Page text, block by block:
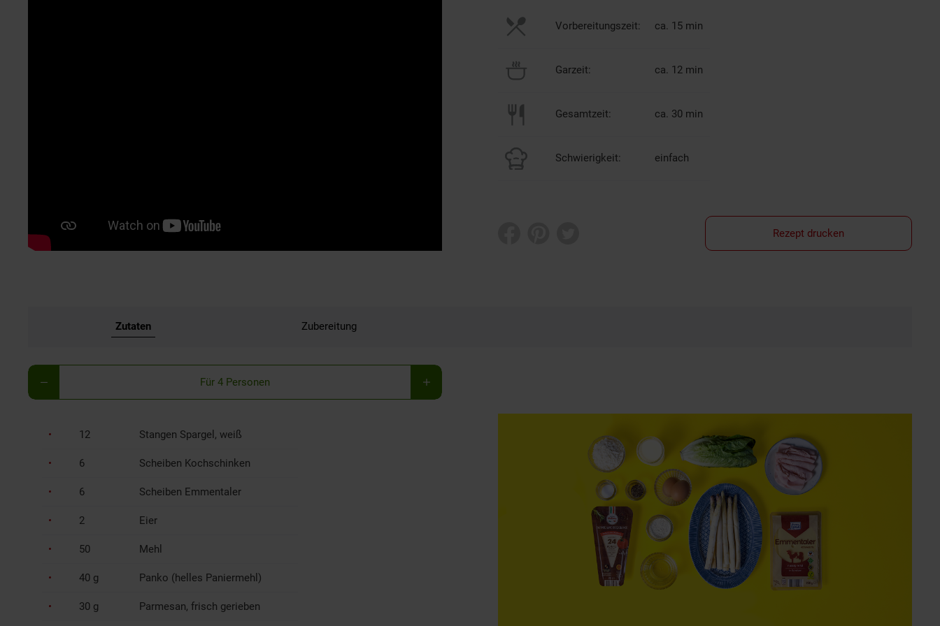
Vorbereitungszeit: ca. 15 min
Garzeit: ca. 12 min
Gesamtzeit: ca. 30 min
Schwierigkeit: einfach
Rezept drucken
Zutaten Zubereitung
Für 4 Personen
12 Stangen Spargel, weiß
6 Scheiben Kochschinken
6 Scheiben Emmentaler
2 Eier
50 Mehl
40 g Panko (helles Paniermehl)
30 g Parmesan, frisch gerieben